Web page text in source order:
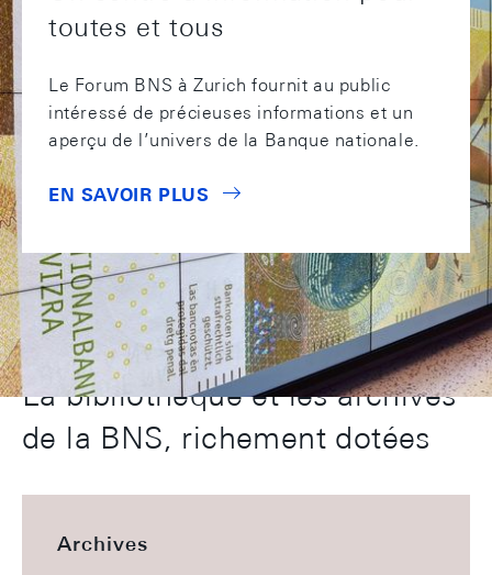
toutes et tous
Le Forum BNS à Zurich fournit au public
intéressé de précieuses informations et un
aperçu de l’univers de la Banque nationale.
EN SAVOIR PLUS
La bibliothèque et les archives
de la BNS, richement dotées
Archives